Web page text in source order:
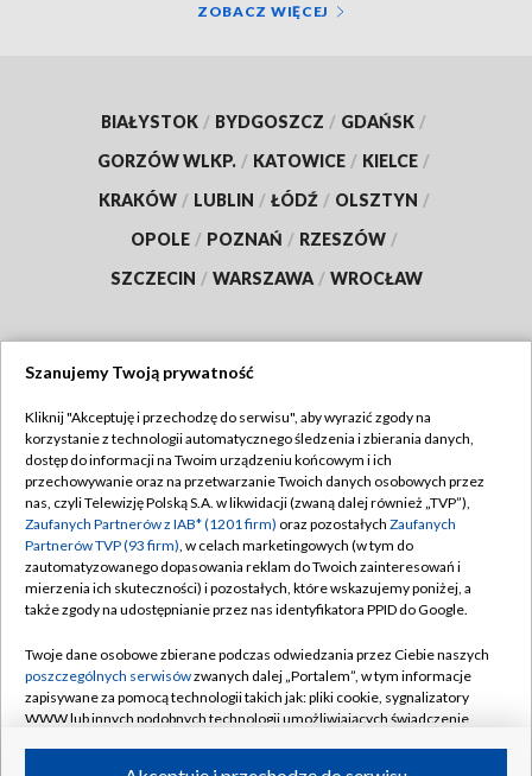
ZOBACZ WIĘCEJ
BIAŁYSTOK / BYDGOSZCZ / GDAŃSK /
GORZÓW WLKP. / KATOWICE / KIELCE /
KRAKÓW / LUBLIN / ŁÓDŹ / OLSZTYN /
OPOLE / POZNAŃ / RZESZÓW /
SZCZECIN / WARSZAWA / WROCŁAW
TVP
Abonament TVP
Emisja w TVP
Centrum informacji TVP
Naziemna Telewizja Cyfrowa
Rada Programowa
System NOS
Informacje o nadawcy
Regulamin TVP
Polityka prywatności
Moje zgody
Pomoc
Kontakt
Kanały
Szanujemy Twoją prywatność
Kliknij "Akceptuję i przechodzę do serwisu", aby wyrazić zgody na
korzystanie z technologii automatycznego śledzenia i zbierania danych,
dostęp do informacji na Twoim urządzeniu końcowym i ich
przechowywanie oraz na przetwarzanie Twoich danych osobowych przez
nas, czyli Telewizję Polską S.A. w likwidacji (zwaną dalej również „TVP”),
Zaufanych Partnerów z IAB* (1201 firm) oraz pozostałych Zaufanych
Partnerów TVP (93 firm), w celach marketingowych (w tym do
zautomatyzowanego dopasowania reklam do Twoich zainteresowań i
mierzenia ich skuteczności) i pozostałych, które wskazujemy poniżej, a
także zgody na udostępnianie przez nas identyfikatora PPID do Google.
Twoje dane osobowe zbierane podczas odwiedzania przez Ciebie naszych
poszczególnych serwisówzwanych dalej „Portalem”, w tym informacje
zapisywane za pomocą technologii takich jak: pliki cookie, sygnalizatory
WWW lub innych podobnych technologii umożliwiających świadczenie